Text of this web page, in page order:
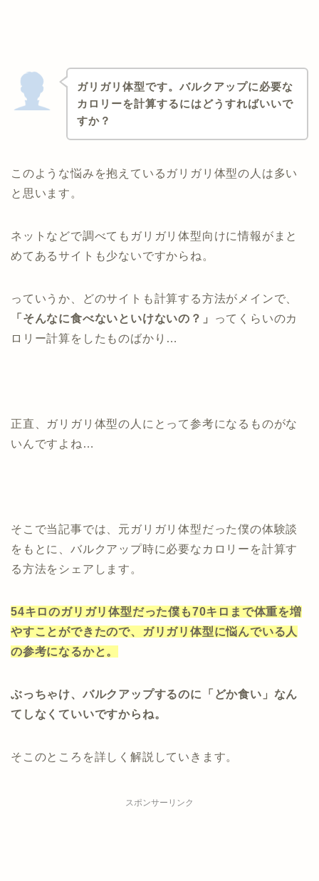
ガリガリ体型です。バルクアップに必要な
カロリーを計算するにはどうすればいいで
すか？
このような悩みを抱えているガリガリ体型の人は多い
と思います。
ネットなどで調べてもガリガリ体型向けに情報がまと
めてあるサイトも少ないですからね。
っていうか、どのサイトも計算する方法がメインで、
「そんなに食べないといけないの？」
ってくらいのカ
ロリー計算をしたものばかり…
正直、ガリガリ体型の人にとって参考になるものがな
いんですよね…
そこで当記事では、元ガリガリ体型だった僕の体験談
をもとに、バルクアップ時に必要なカロリーを計算す
る方法をシェアします。
54キロのガリガリ体型だった僕も70キロまで体重を増
やすことができたので、ガリガリ体型に悩んでいる人
の参考になるかと。
ぶっちゃけ、バルクアップするのに「どか食い」なん
てしなくていいですからね。
そこのところを詳しく解説していきます。
スポンサーリンク